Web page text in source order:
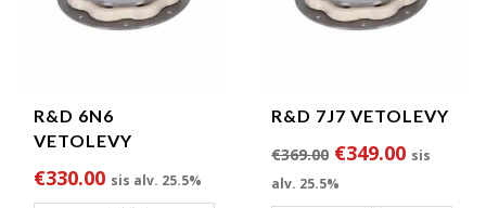
R&D 6N6
VETOLEVY
€330.00 sis alv. 25.5%
R&D 7J7 VETOLEVY
€369.00 Alkuperäinen
€349.00 sis
alv. 25.5%